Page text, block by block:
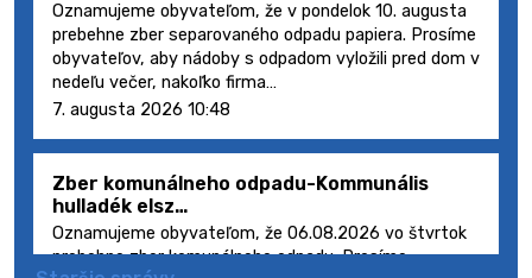
Oznamujeme obyvateľom, že v pondelok 10. augusta
prebehne zber separovaného odpadu papiera. Prosíme
obyvateľov, aby nádoby s odpadom vyložili pred dom v
nedeľu večer, nakoľko firma…
7. augusta 2026 10:48
Zber komunálneho odpadu-Kommunális
hulladék elsz…
Oznamujeme obyvateľom, že 06.08.2026 vo štvrtok
prebehne zber komunálneho odpadu. Prosíme